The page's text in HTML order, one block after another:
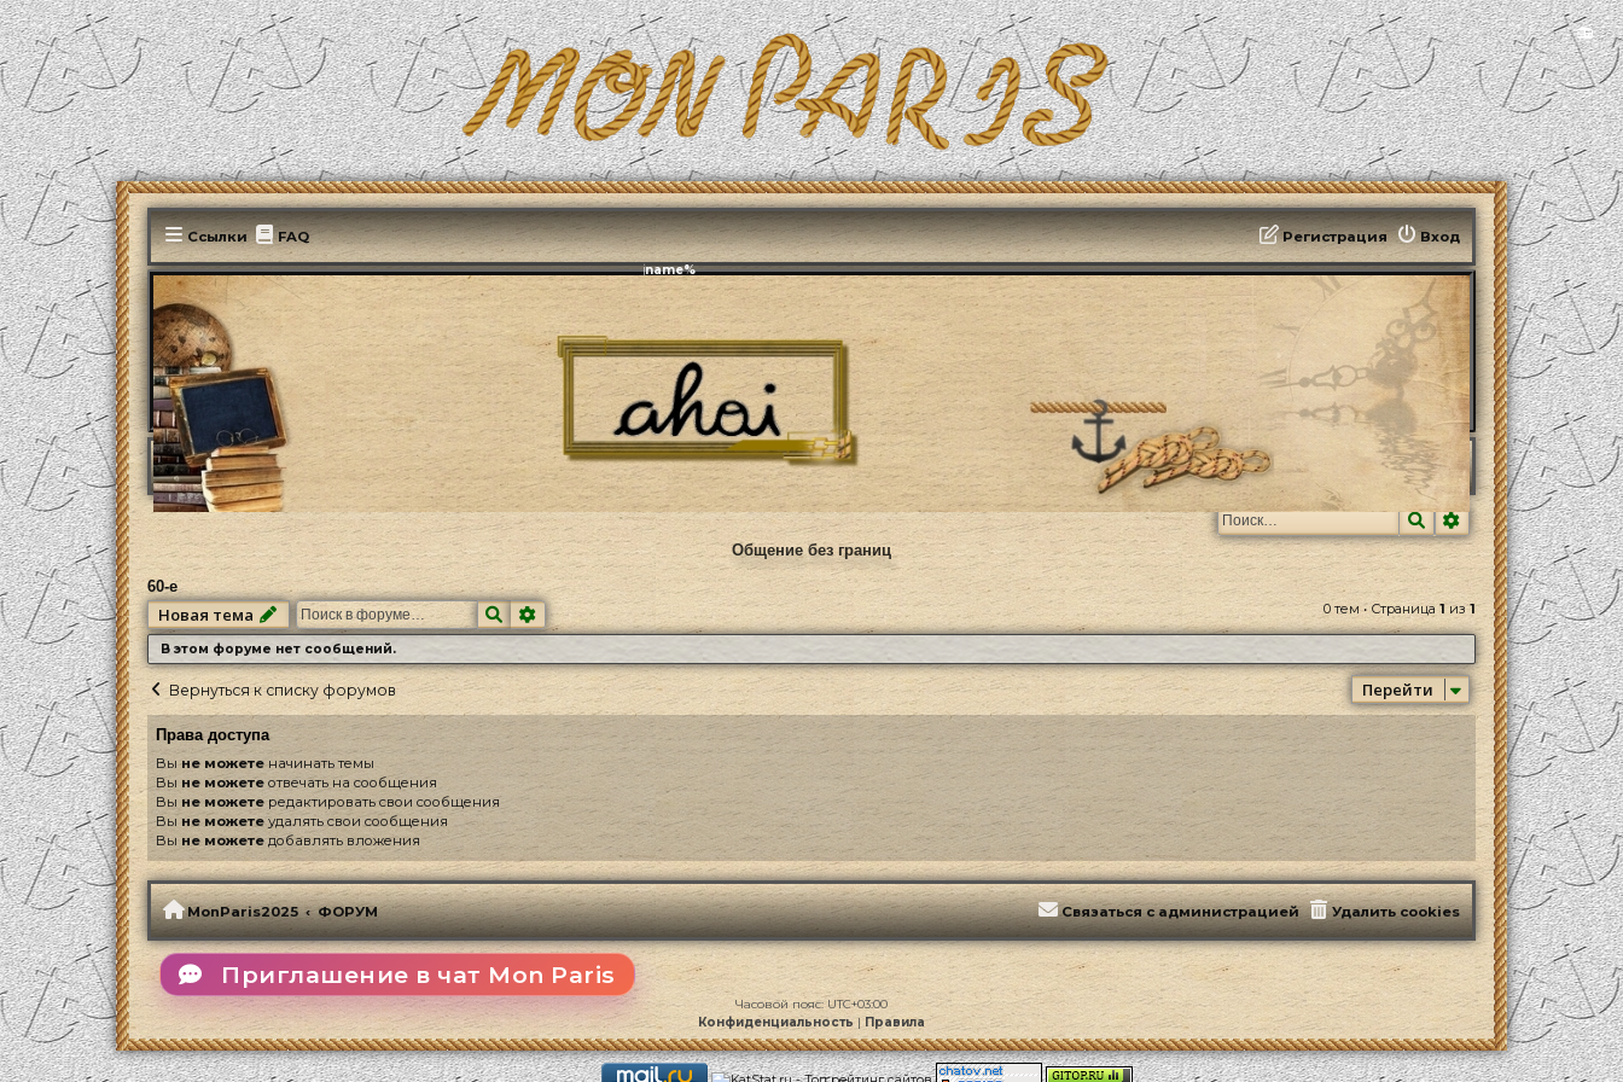
📻
Ссылки FAQ Вход
Регистрация
Эфирит: ♫ %djname%
MonParis2025 ФОРУМ Культура Музыка Ретро и Ностальгия – Музыка XX века 60-е
ПоискРасширенный
Общение без границ
60-е
Новая тема ПоискРасширенный поиск 0 тем • Страница 1из1
В этом форуме нет сообщений.
Вернуться к списку форумов Перейти
Права доступа
Выне можете начинать темы
Вы не можете отвечать на сообщения
Вы не можетередактировать свои сообщения
Вы не можетеудалять свои сообщения
Вы не можетедобавлять вложения
MonParis2025 ФОРУМ Удалить cookies
Связаться с администрацией
Приглашение в чат Mon Paris
Часовой пояс:UTC+03:00
Конфиденциальность |Правила